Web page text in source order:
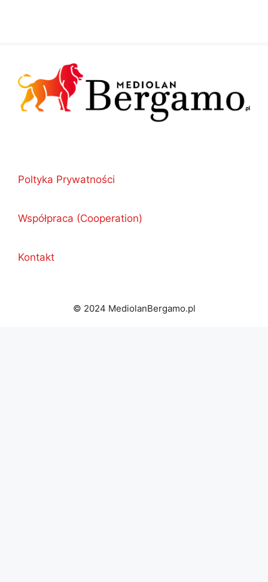
Poltyka Prywatności
Współpraca (Cooperation)
Kontakt
© 2024 MediolanBergamo.pl